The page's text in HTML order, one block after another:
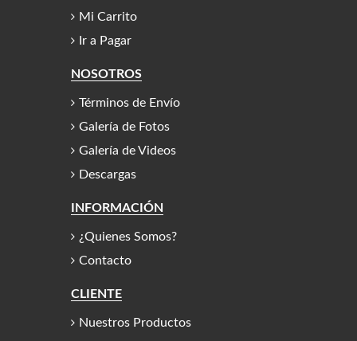
Mi Carrito
Ir a Pagar
NOSOTROS
Términos de Envío
Galería de Fotos
Galería de Videos
Descargas
INFORMACIÓN
¿Quienes Somos?
Contacto
CLIENTE
Nuestros Productos